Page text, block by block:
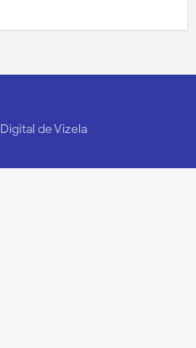
Digital de Vizela